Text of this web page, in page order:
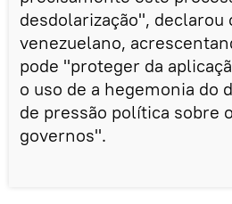
desdolarização", declarou
venezuelano,
pode "proteger da
o uso de a hegemonia do
de pressão política sobre
governos".